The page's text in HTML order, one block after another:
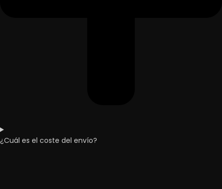
¿Cuál es el coste del envío?